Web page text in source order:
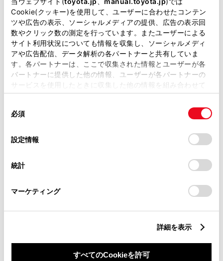
Cookie(クッキー)を使用して、ユーザーに合わせたコンテン
ツや広告の表示、ソーシャルメディアの提供、広告の表示回
数やクリック数の測定を行っています。またユーザーによる
サイト利用状況についても情報を収集し、ソーシャルメディ
アや広告配信、データ解析の各パートナーと共有していま
す。各パートナーは、ここで収集された情報とユーザーが各
パートナーに提供した他の情報、ユーザーが各パートナーの
サービスを使用したときに収集した他の情報を組み合わせて
使用することがあります。当ウェブサイトの使用を続行する
デバイスにすべてのCookie(クッキー)が保存されることに同
意したことになります。Cookie(クッキー)のオプトアウト、
設定の変更、同意を撤回したりするにあたっては、当社の
「Cookie（クッキー）情報の取り扱いについて
」をご覧くだ
必須
設定情報
統計
マーケティング
詳細を表示
すべてのCookieを許可
中古車
車検・整備・メンテナンス取